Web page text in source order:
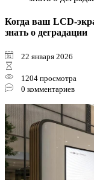
Когда ваш LCD-
знать о деградации
22 января 2026
1204 просмотра
0 комментариев